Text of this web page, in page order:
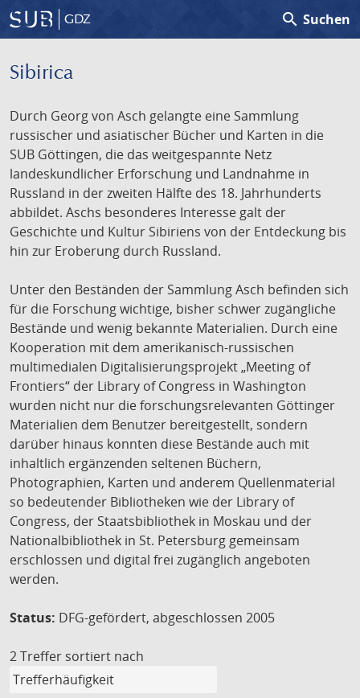
GDZ search Suchen
Sibirica
Durch Georg von Asch gelangte eine Sammlung
russischer und asiatischer Bücher und Karten in die
SUB Göttingen, die das weitgespannte Netz
landeskundlicher Erforschung und Landnahme in
Russland in der zweiten Hälfte des 18. Jahrhunderts
abbildet. Aschs besonderes Interesse galt der
Geschichte und Kultur Sibiriens von der Entdeckung bis
hin zur Eroberung durch Russland.
Unter den Beständen der Sammlung Asch befinden sich
für die Forschung wichtige, bisher schwer zugängliche
Bestände und wenig bekannte Materialien. Durch eine
Kooperation mit dem amerikanisch-russischen
multimedialen Digitalisierungsprojekt „Meeting of
Frontiers“ der Library of Congress in Washington
wurden nicht nur die forschungsrelevanten Göttinger
Materialien dem Benutzer bereitgestellt, sondern
darüber hinaus konnten diese Bestände auch mit
inhaltlich ergänzenden seltenen Büchern,
Photographien, Karten und anderem Quellenmaterial
so bedeutender Bibliotheken wie der Library of
Congress, der Staatsbibliothek in Moskau und der
Nationalbibliothek in St. Petersburg gemeinsam
erschlossen und digital frei zugänglich angeboten
werden.
Status: DFG-gefördert, abgeschlossen 2005
2 Treffer sortiert nach